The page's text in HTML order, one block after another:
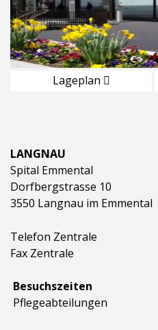
Lageplan
LANGNAU
Spital Emmental
Dorfbergstrasse 10
3550 Langnau im Emmental
Telefon Zentrale
Fax Zentrale
Besuchszeiten
Pflegeabteilungen